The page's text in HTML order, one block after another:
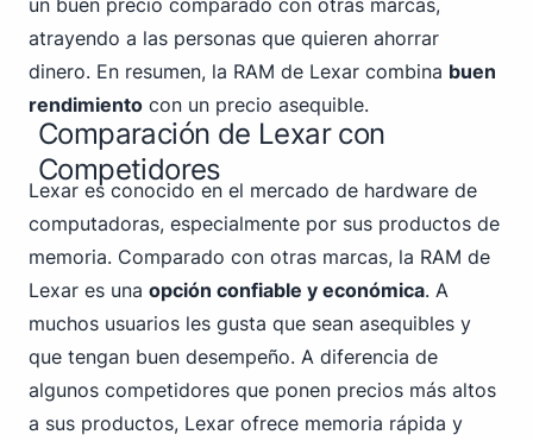
un buen precio comparado con otras marcas,
atrayendo a las personas que quieren ahorrar
dinero. En resumen, la RAM de Lexar combina buen
rendimiento con un precio asequible.
Comparación de Lexar con
Competidores
Lexar es conocido en el mercado de hardware de
computadoras, especialmente por sus productos de
memoria. Comparado con otras marcas, la RAM de
Lexar es una opción confiable y económica. A
muchos usuarios les gusta que sean asequibles y
que tengan buen desempeño. A diferencia de
algunos competidores que ponen precios más altos
a sus productos, Lexar ofrece memoria rápida y